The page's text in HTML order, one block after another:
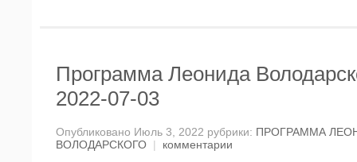
Программа Леонида
2022-07-03
Опубликовано Июль 3, 2022 рубрики: ПРОГРАММА
ВОЛОДАРСКОГО | комментарии